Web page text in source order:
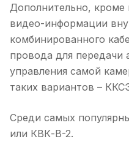
Дополнительно, кроме
видео-информации
комбинированного
провода для передачи
управления самой
таких вариантов –
Среди самых
или КВК-В-2.